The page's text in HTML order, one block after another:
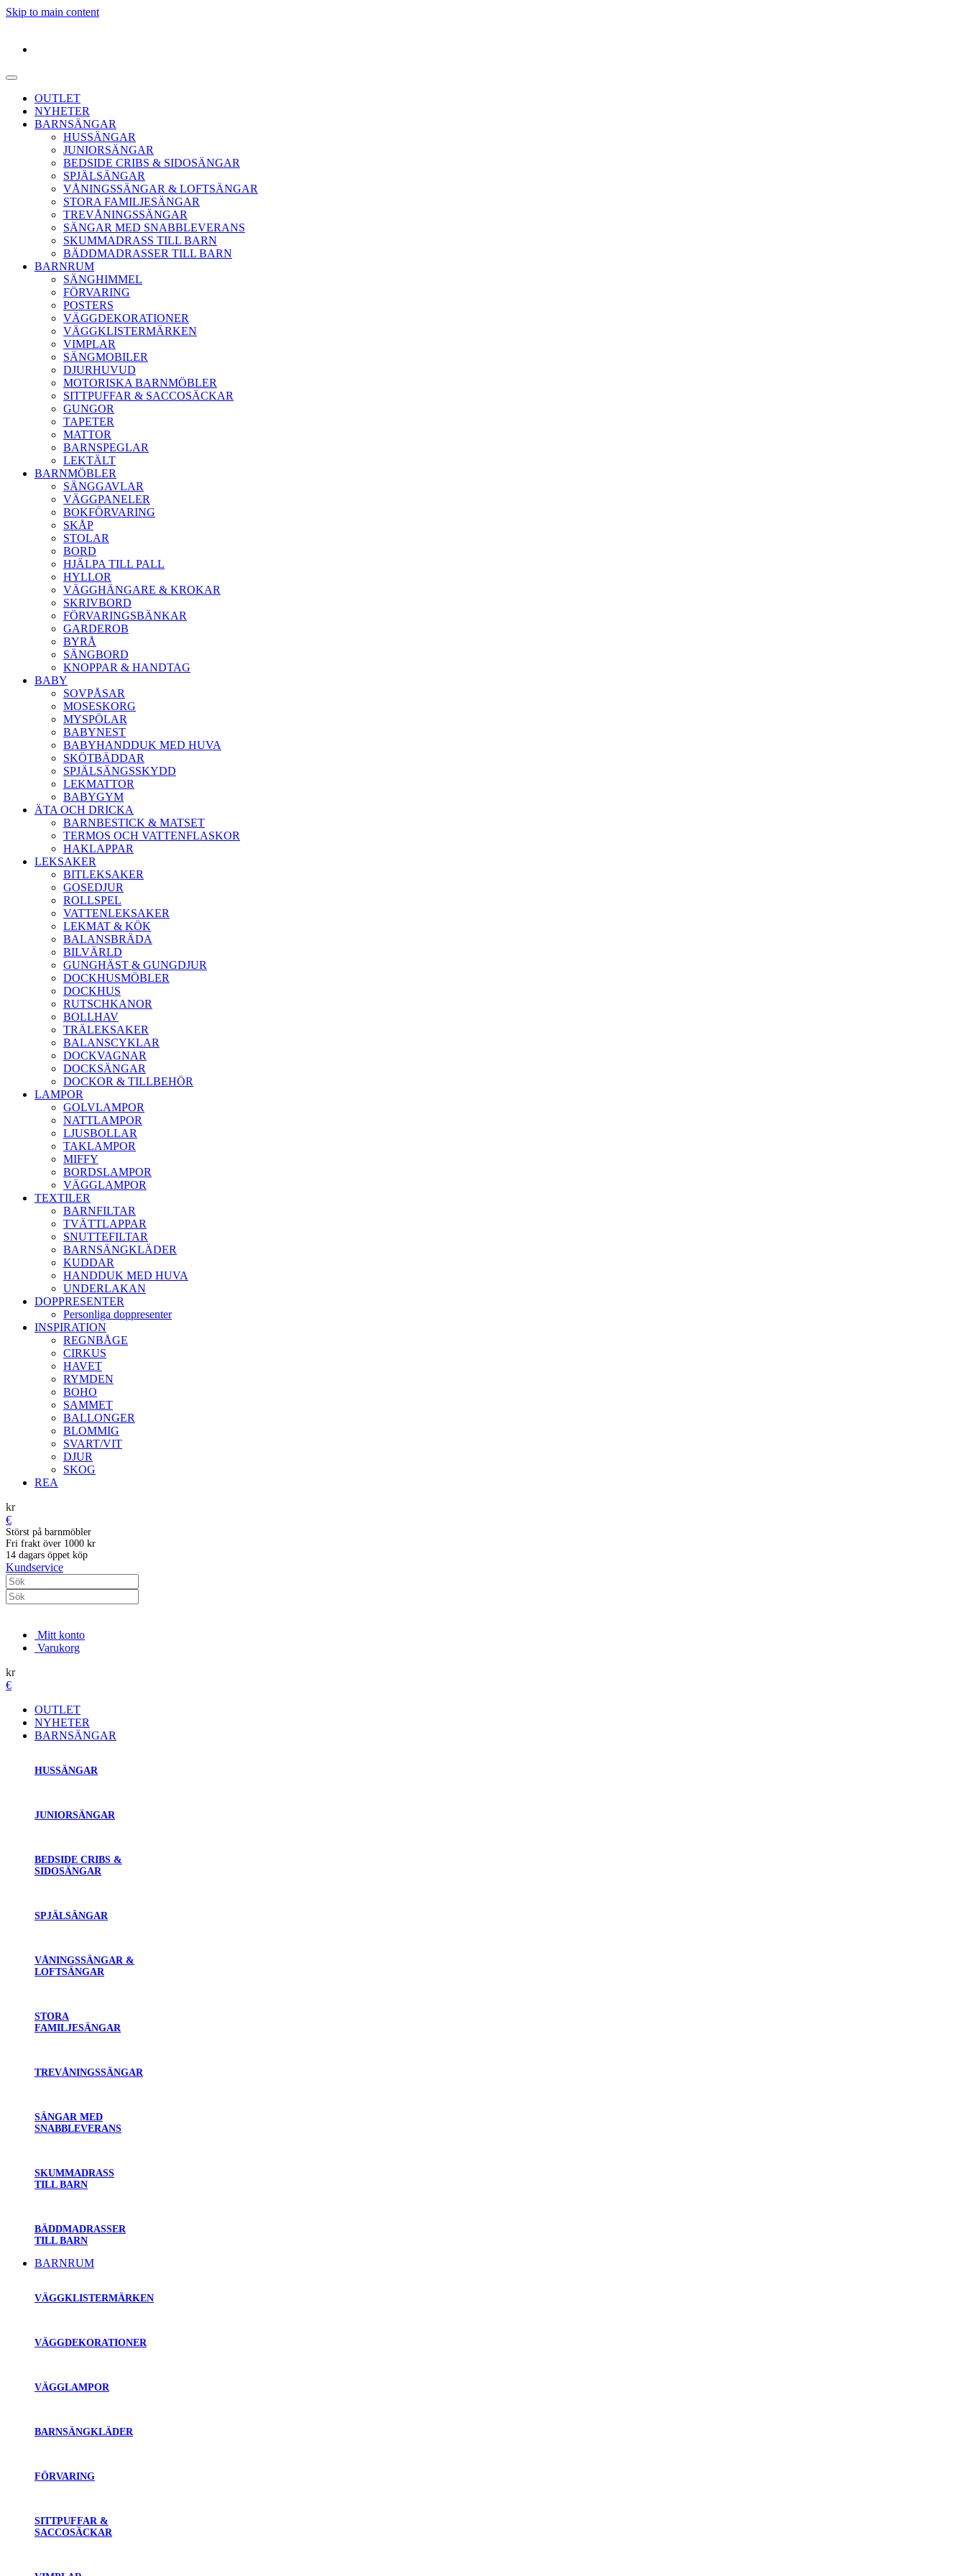
Skip to main content
OUTLET
NYHETER
BARNSÄNGAR
HUSSÄNGAR
JUNIORSÄNGAR
BEDSIDE CRIBS & SIDOSÄNGAR
SPJÄLSÄNGAR
VÅNINGSSÄNGAR & LOFTSÄNGAR
STORA FAMILJESÄNGAR
TREVÅNINGSSÄNGAR
SÄNGAR MED SNABBLEVERANS
SKUMMADRASS TILL BARN
BÄDDMADRASSER TILL BARN
BARNRUM
SÄNGHIMMEL
FÖRVARING
POSTERS
VÄGGDEKORATIONER
VÄGGKLISTERMÄRKEN
VIMPLAR
SÄNGMOBILER
DJURHUVUD
MOTORISKA BARNMÖBLER
SITTPUFFAR & SACCOSÄCKAR
GUNGOR
TAPETER
MATTOR
BARNSPEGLAR
LEKTÄLT
BARNMÖBLER
SÄNGGAVLAR
VÄGGPANELER
BOKFÖRVARING
SKÅP
STOLAR
BORD
HJÄLPA TILL PALL
HYLLOR
VÄGGHÄNGARE & KROKAR
SKRIVBORD
FÖRVARINGSBÄNKAR
GARDEROB
BYRÅ
SÄNGBORD
KNOPPAR & HANDTAG
BABY
SOVPÅSAR
MOSESKORG
MYSPÖLAR
BABYNEST
BABYHANDDUK MED HUVA
SKÖTBÄDDAR
SPJÄLSÄNGSSKYDD
LEKMATTOR
BABYGYM
ÄTA OCH DRICKA
BARNBESTICK & MATSET
TERMOS OCH VATTENFLASKOR
HAKLAPPAR
LEKSAKER
BITLEKSAKER
GOSEDJUR
ROLLSPEL
VATTENLEKSAKER
LEKMAT & KÖK
BALANSBRÄDA
BILVÄRLD
GUNGHÄST & GUNGDJUR
DOCKHUSMÖBLER
DOCKHUS
RUTSCHKANOR
BOLLHAV
TRÄLEKSAKER
BALANSCYKLAR
DOCKVAGNAR
DOCKSÄNGAR
DOCKOR & TILLBEHÖR
LAMPOR
GOLVLAMPOR
NATTLAMPOR
LJUSBOLLAR
TAKLAMPOR
MIFFY
BORDSLAMPOR
VÄGGLAMPOR
TEXTILER
BARNFILTAR
TVÄTTLAPPAR
SNUTTEFILTAR
BARNSÄNGKLÄDER
KUDDAR
HANDDUK MED HUVA
UNDERLAKAN
DOPPRESENTER
Personliga doppresenter
INSPIRATION
REGNBÅGE
CIRKUS
HAVET
RYMDEN
BOHO
SAMMET
BALLONGER
BLOMMIG
SVART/VIT
DJUR
SKOG
REA
kr
€
Störst på barnmöbler
Fri frakt över 1000 kr
14 dagars öppet köp
Kundservice
Mitt konto
Varukorg
kr
€
OUTLET
NYHETER
BARNSÄNGAR
HUSSÄNGAR
JUNIORSÄNGAR
BEDSIDE CRIBS &
SIDOSÄNGAR
SPJÄLSÄNGAR
VÅNINGSSÄNGAR &
LOFTSÄNGAR
STORA
FAMILJESÄNGAR
TREVÅNINGSSÄNGAR
SÄNGAR MED
SNABBLEVERANS
SKUMMADRASS
TILL BARN
BÄDDMADRASSER
TILL BARN
BARNRUM
VÄGGKLISTERMÄRKEN
VÄGGDEKORATIONER
VÄGGLAMPOR
BARNSÄNGKLÄDER
FÖRVARING
SITTPUFFAR &
SACCOSÄCKAR